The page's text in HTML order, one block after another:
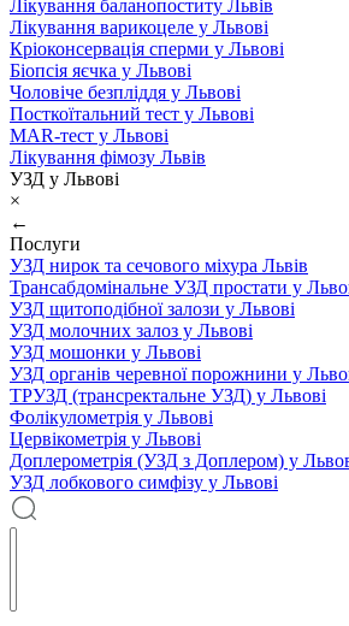
Лікування баланопоститу Львів
Лікування варикоцеле у Львові
Кріоконсервація сперми у Львові
Біопсія яєчка у Львові
Чоловіче безпліддя у Львові
Посткоїтальний тест у Львові
MAR-тест у Львові
Лікування фімозу Львів
УЗД у Львові
×
←
Послуги
УЗД нирок та сечового міхура Львів
Трансабдомінальне УЗД простати у
УЗД щитоподібної залози у Львові
УЗД молочних залоз у Львові
УЗД мошонки у Львові
УЗД органів черевної порожнини у
ТРУЗД (трансректальне УЗД) у Львові
Фолікулометрія у Львові
Цервікометрія у Львові
Доплерометрія (УЗД з Доплером) у
УЗД лобкового симфізу у Львові